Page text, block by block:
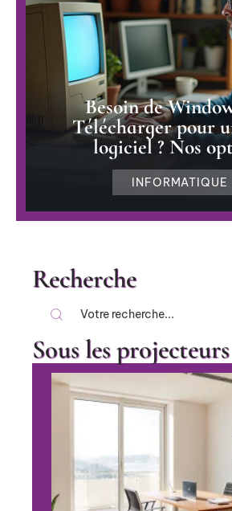
Besoin de
Télécharger pour
logiciel ? Nos
INFORMATIQUE
Recherche
Sous les projecteurs